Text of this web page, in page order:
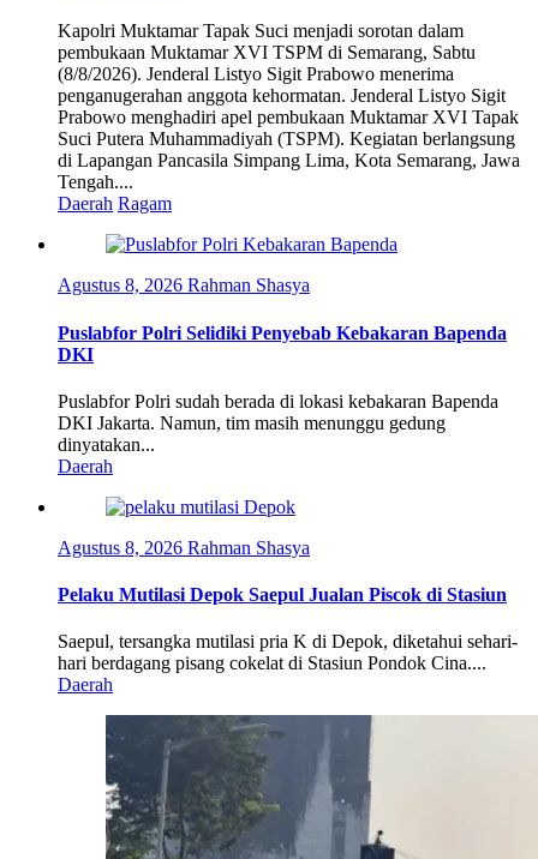
Kapolri Muktamar Tapak Suci menjadi sorotan dalam
pembukaan Muktamar XVI TSPM di Semarang, Sabtu
(8/8/2026). Jenderal Listyo Sigit Prabowo menerima
penganugerahan anggota kehormatan. Jenderal Listyo Sigit
Prabowo menghadiri apel pembukaan Muktamar XVI Tapak
Suci Putera Muhammadiyah (TSPM). Kegiatan berlangsung
di Lapangan Pancasila Simpang Lima, Kota Semarang, Jawa
Tengah....
Daerah Ragam
Agustus 8, 2026 Rahman Shasya
Puslabfor Polri Selidiki Penyebab Kebakaran Bapenda
DKI
Puslabfor Polri sudah berada di lokasi kebakaran Bapenda
DKI Jakarta. Namun, tim masih menunggu gedung
dinyatakan...
Daerah
Agustus 8, 2026 Rahman Shasya
Pelaku Mutilasi Depok Saepul Jualan Piscok di Stasiun
Saepul, tersangka mutilasi pria K di Depok, diketahui sehari-
hari berdagang pisang cokelat di Stasiun Pondok Cina....
Daerah